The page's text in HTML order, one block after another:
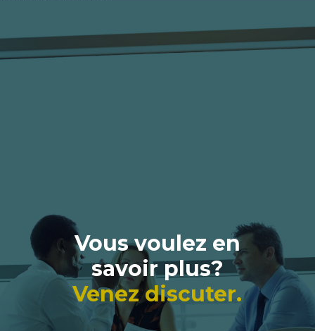
Vous voulez en
savoir plus?
Venez discuter.